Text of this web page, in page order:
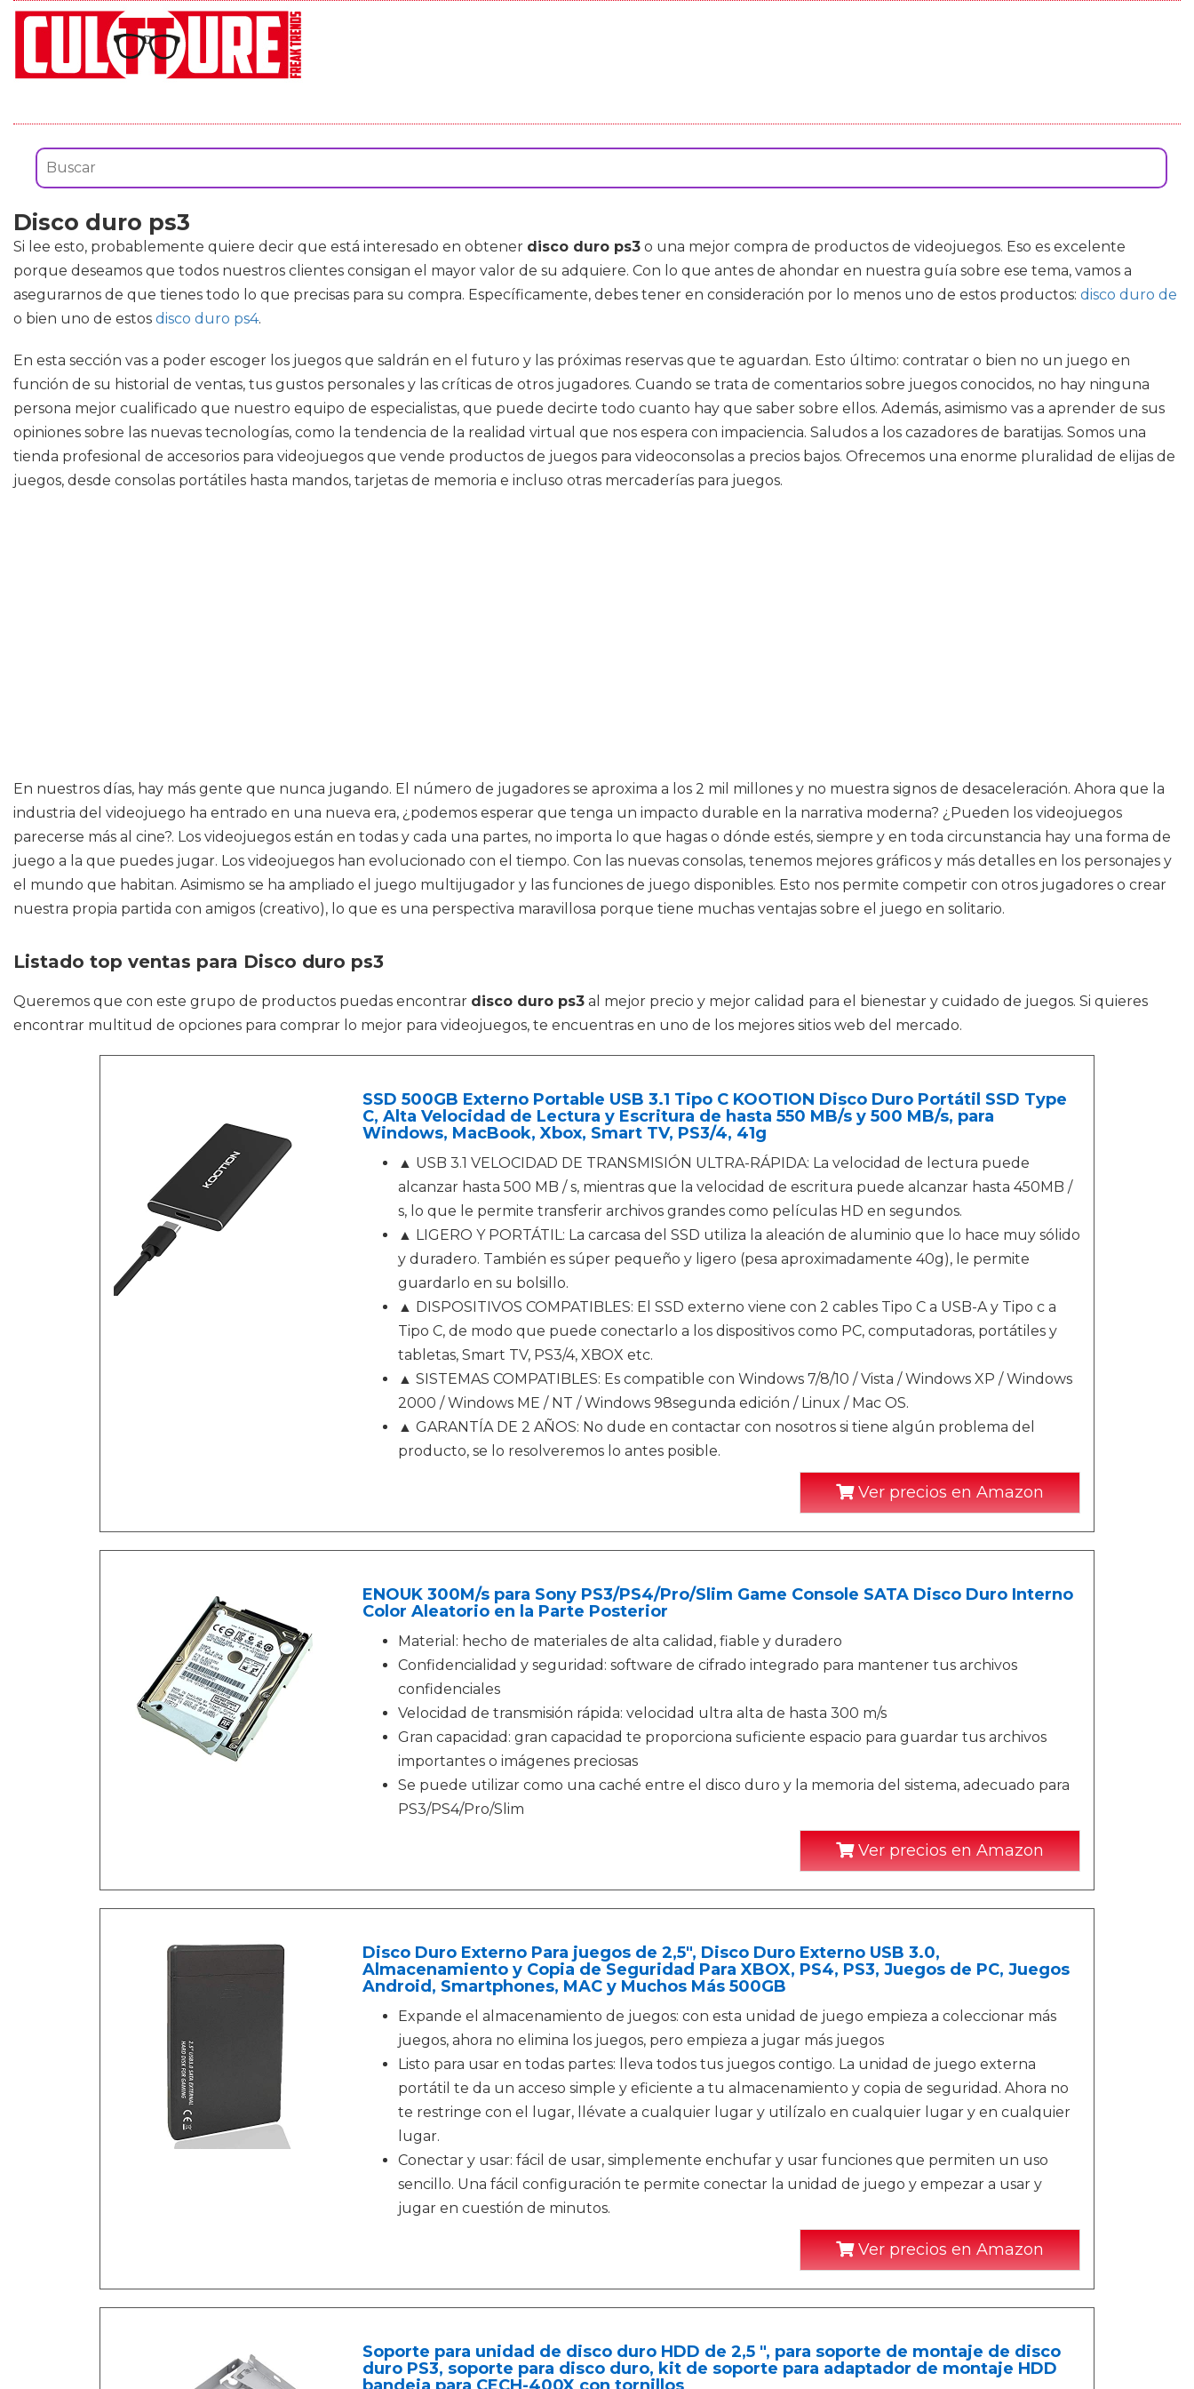
Disco duro ps3
Si lee esto, probablemente quiere decir que está interesado en obtener disco duro ps3 o una mejor compra de productos de videojuegos. Eso es excelente
porque deseamos que todos nuestros clientes consigan el mayor valor de su adquiere. Con lo que antes de ahondar en nuestra guía sobre ese tema, vamos a
asegurarnos de que tienes todo lo que precisas para su compra. Específicamente, debes tener en consideración por lo menos uno de estos productos: disco duro de
o bien uno de estos disco duro ps4.
En esta sección vas a poder escoger los juegos que saldrán en el futuro y las próximas reservas que te aguardan. Esto último: contratar o bien no un juego en
función de su historial de ventas, tus gustos personales y las críticas de otros jugadores. Cuando se trata de comentarios sobre juegos conocidos, no hay ninguna
persona mejor cualificado que nuestro equipo de especialistas, que puede decirte todo cuanto hay que saber sobre ellos. Además, asimismo vas a aprender de sus
opiniones sobre las nuevas tecnologías, como la tendencia de la realidad virtual que nos espera con impaciencia. Saludos a los cazadores de baratijas. Somos una
tienda profesional de accesorios para videojuegos que vende productos de juegos para videoconsolas a precios bajos. Ofrecemos una enorme pluralidad de elijas de
juegos, desde consolas portátiles hasta mandos, tarjetas de memoria e incluso otras mercaderías para juegos.
En nuestros días, hay más gente que nunca jugando. El número de jugadores se aproxima a los 2 mil millones y no muestra signos de desaceleración. Ahora que la
industria del videojuego ha entrado en una nueva era, ¿podemos esperar que tenga un impacto durable en la narrativa moderna? ¿Pueden los videojuegos
parecerse más al cine?. Los videojuegos están en todas y cada una partes, no importa lo que hagas o dónde estés, siempre y en toda circunstancia hay una forma de
juego a la que puedes jugar. Los videojuegos han evolucionado con el tiempo. Con las nuevas consolas, tenemos mejores gráficos y más detalles en los personajes y
el mundo que habitan. Asimismo se ha ampliado el juego multijugador y las funciones de juego disponibles. Esto nos permite competir con otros jugadores o crear
nuestra propia partida con amigos (creativo), lo que es una perspectiva maravillosa porque tiene muchas ventajas sobre el juego en solitario.
Listado top ventas para Disco duro ps3
Queremos que con este grupo de productos puedas encontrar disco duro ps3 al mejor precio y mejor calidad para el bienestar y cuidado de juegos. Si quieres
encontrar multitud de opciones para comprar lo mejor para videojuegos, te encuentras en uno de los mejores sitios web del mercado.
SSD 500GB Externo Portable USB 3.1 Tipo C KOOTION Disco Duro Portátil SSD Type
C, Alta Velocidad de Lectura y Escritura de hasta 550 MB/s y 500 MB/s, para
Windows, MacBook, Xbox, Smart TV, PS3/4, 41g
▲ USB 3.1 VELOCIDAD DE TRANSMISIÓN ULTRA-RÁPIDA: La velocidad de lectura puede
alcanzar hasta 500 MB / s, mientras que la velocidad de escritura puede alcanzar hasta 450MB /
s, lo que le permite transferir archivos grandes como películas HD en segundos.
▲ LIGERO Y PORTÁTIL: La carcasa del SSD utiliza la aleación de aluminio que lo hace muy sólido
y duradero. También es súper pequeño y ligero (pesa aproximadamente 40g), le permite
guardarlo en su bolsillo.
▲ DISPOSITIVOS COMPATIBLES: El SSD externo viene con 2 cables Tipo C a USB-A y Tipo c a
Tipo C, de modo que puede conectarlo a los dispositivos como PC, computadoras, portátiles y
tabletas, Smart TV, PS3/4, XBOX etc.
▲ SISTEMAS COMPATIBLES: Es compatible con Windows 7/8/10 / Vista / Windows XP / Windows
2000 / Windows ME / NT / Windows 98segunda edición / Linux / Mac OS.
▲ GARANTÍA DE 2 AÑOS: No dude en contactar con nosotros si tiene algún problema del
producto, se lo resolveremos lo antes posible.
Ver precios en Amazon
ENOUK 300M/s para Sony PS3/PS4/Pro/Slim Game Console SATA Disco Duro Interno
Color Aleatorio en la Parte Posterior
Material: hecho de materiales de alta calidad, fiable y duradero
Confidencialidad y seguridad: software de cifrado integrado para mantener tus archivos
confidenciales
Velocidad de transmisión rápida: velocidad ultra alta de hasta 300 m/s
Gran capacidad: gran capacidad te proporciona suficiente espacio para guardar tus archivos
importantes o imágenes preciosas
Se puede utilizar como una caché entre el disco duro y la memoria del sistema, adecuado para
PS3/PS4/Pro/Slim
Ver precios en Amazon
Disco Duro Externo Para juegos de 2,5", Disco Duro Externo USB 3.0,
Almacenamiento y Copia de Seguridad Para XBOX, PS4, PS3, Juegos de PC, Juegos
Android, Smartphones, MAC y Muchos Más 500GB
Expande el almacenamiento de juegos: con esta unidad de juego empieza a coleccionar más
juegos, ahora no elimina los juegos, pero empieza a jugar más juegos
Listo para usar en todas partes: lleva todos tus juegos contigo. La unidad de juego externa
portátil te da un acceso simple y eficiente a tu almacenamiento y copia de seguridad. Ahora no
te restringe con el lugar, llévate a cualquier lugar y utilízalo en cualquier lugar y en cualquier
lugar.
Conectar y usar: fácil de usar, simplemente enchufar y usar funciones que permiten un uso
sencillo. Una fácil configuración te permite conectar la unidad de juego y empezar a usar y
jugar en cuestión de minutos.
Ver precios en Amazon
Soporte para unidad de disco duro HDD de 2,5 ", para soporte de montaje de disco
duro PS3, soporte para disco duro, kit de soporte para adaptador de montaje HDD